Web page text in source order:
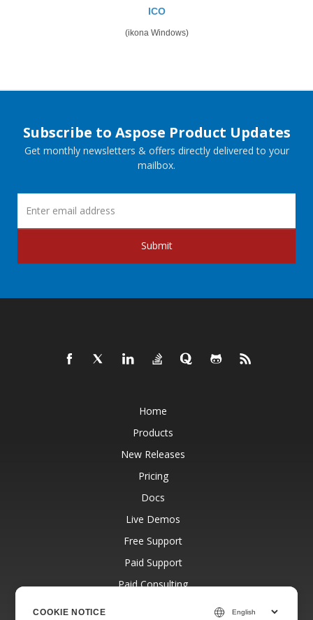
ICO
(ikona Windows)
Subscribe to Aspose Product Updates
Get monthly newsletters & offers directly delivered to your
mailbox.
Submit
Home
Products
New Releases
Pricing
Docs
Live Demos
Free Support
Paid Support
Paid Consulting
COOKIE NOTICE